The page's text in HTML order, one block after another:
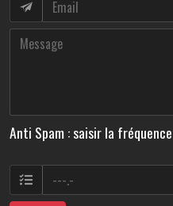
Anti Spam : saisir la